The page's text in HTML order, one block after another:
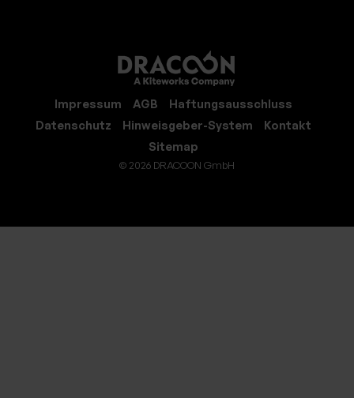
Impressum AGB
Haftungsausschluss
Datenschutz
Hinweisgeber-System
Kontakt
Sitemap
© 2026 DRACOON GmbH